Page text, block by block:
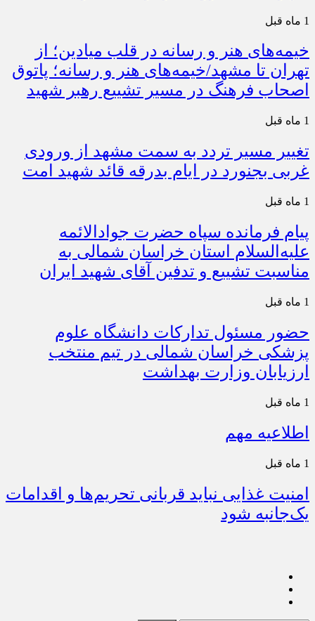
1 ماه قبل
خیمه‌های هنر و رسانه در قلب میادین؛ از
تهران تا مشهد/خیمه‌های هنر و رسانه؛ پاتوق
اصحاب فرهنگ در مسیر تشییع رهبر شهید
1 ماه قبل
تغییر مسیر تردد به سمت مشهد از ورودی
غربی بجنورد در ایام بدرقه قائد شهید امت
1 ماه قبل
پیام فرمانده سپاه حضرت جوادالائمه
علیه‌السلام استان خراسان شمالی به
مناسبت تشییع و تدفین آقای شهید ایران
1 ماه قبل
حضور مسئول تدارکات دانشگاه علوم
پزشکی خراسان شمالی در تیم منتخب
ارزیابان وزارت بهداشت
1 ماه قبل
اطلاعیه مهم
1 ماه قبل
امنیت غذایی نباید قربانی تحریم‌ها و اقدامات
یک‌جانبه شود